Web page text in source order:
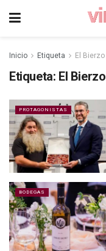
Inicio Etiqueta El Bierzo
Etiqueta: El Bierzo
PROTAGONISTAS
BODEGAS